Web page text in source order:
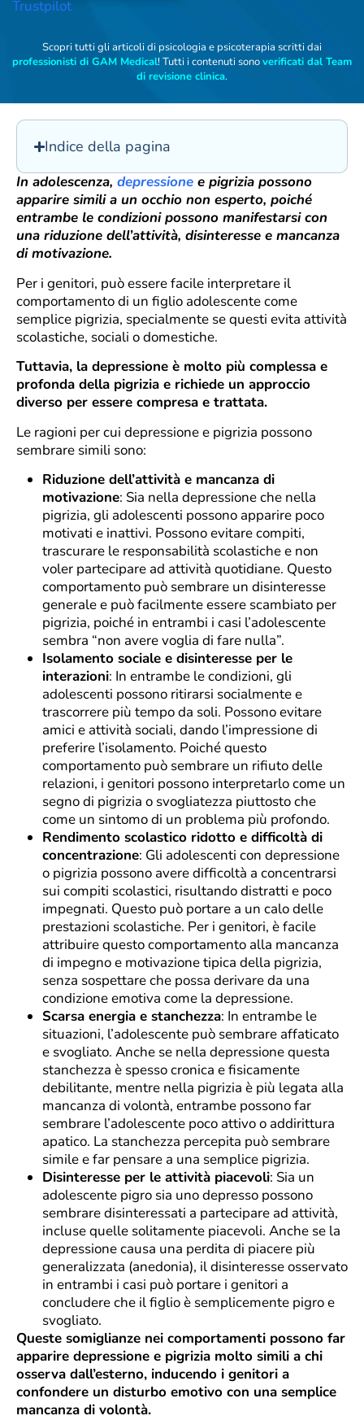
Trustpilot
Scopri tutti gli articoli di psicologia e psicoterapia scritti dai
professionisti di GAM Medical! Tutti i contenuti sonoverificati dal Team
di revisione clinica.
Indice della pagina
In adolescenza, depressione e pigrizia possono
apparire simili a un occhio non esperto, poiché
entrambe le condizioni possono manifestarsi con
una riduzione dell’attività, disinteresse e mancanza
di motivazione.
Per i genitori, può essere facile interpretare il
comportamento di un figlio adolescente come
semplice pigrizia, specialmente se questi evita attività
scolastiche, sociali o domestiche.
Tuttavia, la depressione è molto più complessa e
profonda della pigrizia e richiede un approccio
diverso per essere compresa e trattata.
Le ragioni per cui depressione e pigrizia possono
sembrare simili sono:
Riduzione dell’attività e mancanza di
motivazione: Sia nella depressione che nella
pigrizia, gli adolescenti possono apparire poco
motivati e inattivi. Possono evitare compiti,
trascurare le responsabilità scolastiche e non
voler partecipare ad attività quotidiane. Questo
comportamento può sembrare un disinteresse
generale e può facilmente essere scambiato per
pigrizia, poiché in entrambi i casi l’adolescente
sembra “non avere voglia di fare nulla”.
Isolamento sociale e disinteresse per le
interazioni: In entrambe le condizioni, gli
adolescenti possono ritirarsi socialmente e
trascorrere più tempo da soli. Possono evitare
amici e attività sociali, dando l’impressione di
preferire l’isolamento. Poiché questo
comportamento può sembrare un rifiuto delle
relazioni, i genitori possono interpretarlo come un
segno di pigrizia o svogliatezza piuttosto che
come un sintomo di un problema più profondo.
Rendimento scolastico ridotto e difficoltà di
concentrazione: Gli adolescenti con depressione
o pigrizia possono avere difficoltà a concentrarsi
sui compiti scolastici, risultando distratti e poco
impegnati. Questo può portare a un calo delle
prestazioni scolastiche. Per i genitori, è facile
attribuire questo comportamento alla mancanza
di impegno e motivazione tipica della pigrizia,
senza sospettare che possa derivare da una
condizione emotiva come la depressione.
Scarsa energia e stanchezza: In entrambe le
situazioni, l’adolescente può sembrare affaticato
e svogliato. Anche se nella depressione questa
stanchezza è spesso cronica e fisicamente
debilitante, mentre nella pigrizia è più legata alla
mancanza di volontà, entrambe possono far
sembrare l’adolescente poco attivo o addirittura
apatico. La stanchezza percepita può sembrare
simile e far pensare a una semplice pigrizia.
Disinteresse per le attività piacevoli: Sia un
adolescente pigro sia uno depresso possono
sembrare disinteressati a partecipare ad attività,
incluse quelle solitamente piacevoli. Anche se la
depressione causa una perdita di piacere più
generalizzata (anedonia), il disinteresse osservato
in entrambi i casi può portare i genitori a
concludere che il figlio è semplicemente pigro e
svogliato.
Queste somiglianze nei comportamenti possono far
apparire depressione e pigrizia molto simili a chi
osserva dall’esterno, inducendo i genitori a
confondere un disturbo emotivo con una semplice
mancanza di volontà.